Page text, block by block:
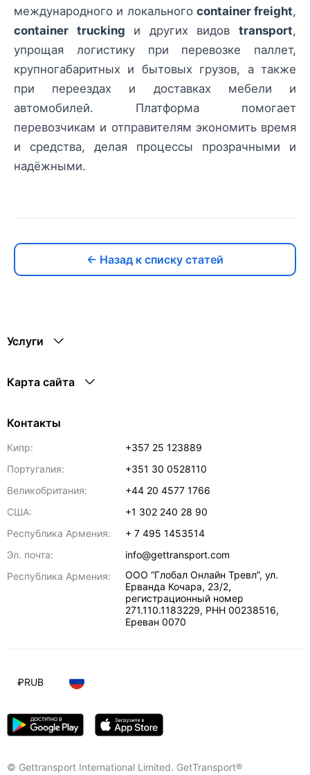
международного и локального container freight,
container trucking и других видовtransport,
упрощая логистику при перевозке паллет,
крупногабаритных и бытовых грузов, а также
при переездах и доставках мебели и
автомобилей. Платформа помогает
перевозчикам и отправителям экономить время
и средства, делая процессы прозрачными и
надёжными.
← Назад к списку статей
Услуги
Карта сайта
Контакты
Кипр:
+357 25 123889
Португалия:
+351 30 0528110
Великобритания:
+44 20 4577 1766
США:
+1 302 240 28 90
Республика Армения:
+ 7 495 1453514
Эл. почта:
info@gettransport.com
Республика Армения:
ООО “Глобал Онлайн Тревл”, ул.
Ерванда Кочара, 23/2,
регистрационный номер
271.110.1183229, РНН 00238516,
Ереван 0070
© Gettransport International Limited. GetTransport®
₽RUB